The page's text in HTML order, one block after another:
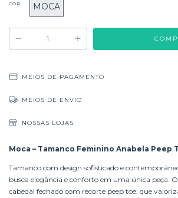
COR MOCA
MEIOS DE PAGAMENTO
MEIOS DE ENVIO
NOSSAS LOJAS
Moca – Tamanco Feminino Anabela Peep
Tamanco com design sofisticado e
busca elegância e conforto em uma única peça.
cabedal fechado com recorte peep toe, que